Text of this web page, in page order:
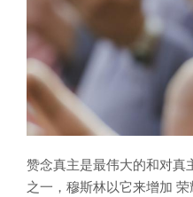
赞念真主是最伟大的和对真
之一，穆斯林以它来增加 荣